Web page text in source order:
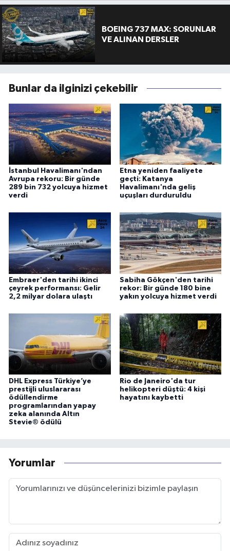
BOEING 737 MAX: SORUNLAR
VE ALINAN DERSLER
Bunlar da ilginizi çekebilir
İstanbul Havalimanı'ndan
Avrupa rekoru: Bir günde
289 bin 732 yolcuya hizmet
verdi
Etna yeniden faaliyete
geçti: Katanya
Havalimanı'nda geliş
uçuşları durduruldu
Embraer'den tarihi ikinci
çeyrek performansı: Gelir
2,2 milyar dolara ulaştı
Sabiha Gökçen'den tarihi
rekor: Bir günde 180 bine
yakın yolcuya hizmet verdi
DHL Express Türkiye’ye
prestijli uluslararası
ödüllendirme
programlarından yapay
zeka alanında Altın
Stevie® ödülü
Rio de Janeiro'da tur
helikopteri düştü: 4 kişi
hayatını kaybetti
Yorumlar